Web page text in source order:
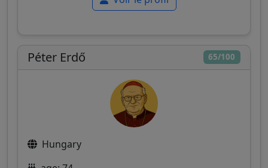
65/100
Péter Erdő
Hungary